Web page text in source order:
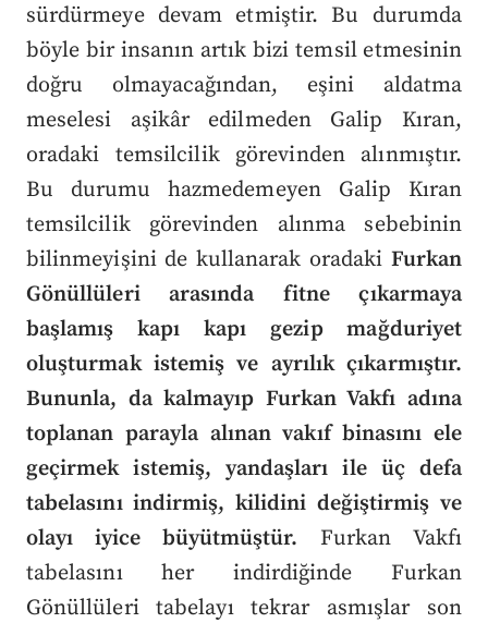
sürdürmeye devam etmiştir. Bu durumda
böyle bir insanın artık bizi temsil etmesinin
doğru olmayacağından, eşini aldatma
meselesi aşikâr edilmeden Galip Kıran,
oradaki temsilcilik görevinden alınmıştır.
Bu durumu hazmedemeyen Galip Kıran
temsilcilik görevinden alınma sebebinin
bilinmeyişini de kullanarak oradaki Furkan
Gönüllüleri arasında fitne çıkarmaya
başlamış kapı kapı gezip mağduriyet
oluşturmak istemiş ve ayrılık çıkarmıştır.
Bununla, da kalmayıp Furkan Vakfı adına
toplanan parayla alınan vakıf binasını ele
geçirmek istemiş, yandaşları ile üç defa
tabelasını indirmiş, kilidini değiştirmiş ve
olayı iyice büyütmüştür. Furkan Vakfı
tabelasını her indirdiğinde Furkan
Gönüllüleri tabelayı tekrar asmışlar son